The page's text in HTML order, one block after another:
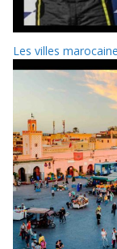
Les villes